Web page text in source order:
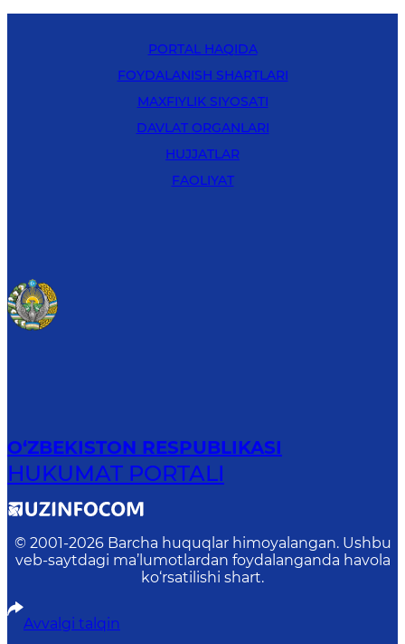
PORTAL HAQIDA
FOYDALANISH SHARTLARI
MAXFIYLIK SIYOSATI
DAVLAT ORGANLARI
HUJJATLAR
FAOLIYAT
O‘ZBEKISTON RESPUBLIKASI
HUKUMAT PORTALI
© 2001-2026 Barcha huquqlar himoyalangan. Ushbu
veb-saytdagi ma’lumotlardan foydalanganda havola
ko‘rsatilishi shart.
Avvalgi talqin